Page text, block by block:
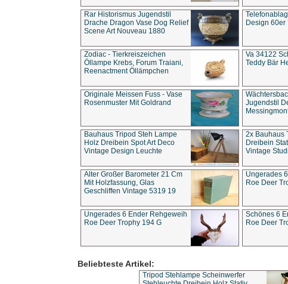
Rar Historismus Jugendstil
Drache Dragon Vase Dog Relief
Scene Art Nouveau 1880
Design 60er
Zodiac - Tierkreiszeichen
Öllampe Krebs, Forum Traiani,
Reenactment Öllämpchen
Va 34122
Teddy Bär
Originale Meissen Fuss - Vase
Rosenmuster Mit Goldrand
Jugendstil
Bauhaus Tripod Steh Lampe
Holz Dreibein Spot Art Deco
Vintage Design Leuchte
2x Bauhaus
Dreibein
Vintage
Alter Großer Barometer 21 Cm
Mit Holzfassung, Glas
Geschliffen Vintage 5319 19
Ungerades
Roe Deer
Ungerades 6 Ender Rehgeweih
Roe Deer Trophy 194 G
Schönes 6
Roe Deer
Beliebteste Artikel:
Tripod Stehlampe Scheinwerfer